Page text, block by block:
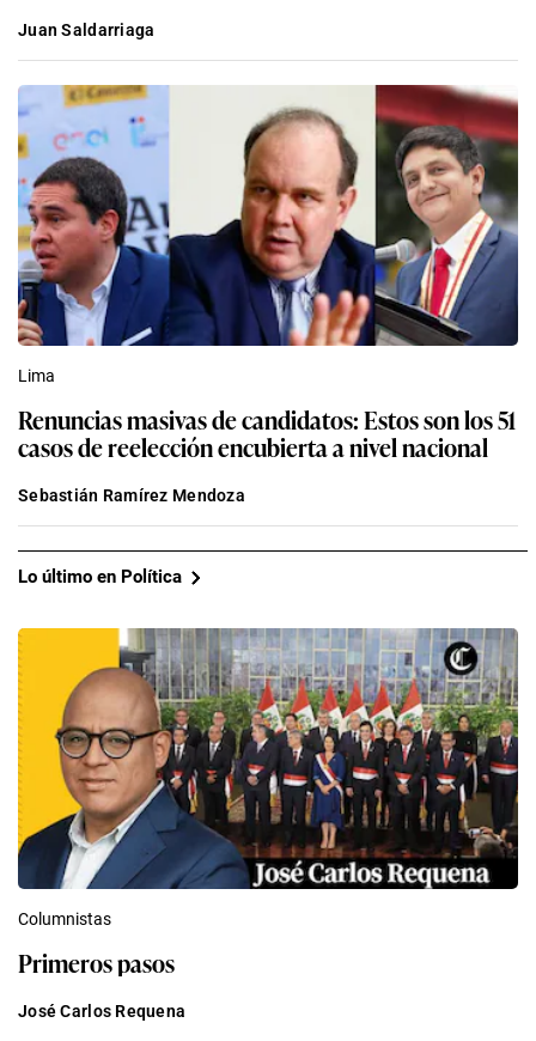
Juan Saldarriaga
Lima
Renuncias masivas de candidatos: Estos son los 51
casos de reelección encubierta a nivel nacional
Sebastián Ramírez Mendoza
Lo último en Política
Columnistas
Primeros pasos
José Carlos Requena